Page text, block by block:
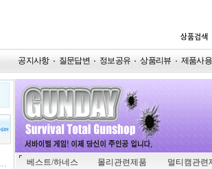
공지사항 질문답변 정보공유 상품리뷰 제품사
베스트/하네스 몰리관련제품
멀티캠관련